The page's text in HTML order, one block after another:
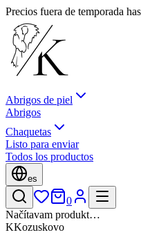
Precios fuera de temporada
Abrigos de piel
Abrigos
Chaquetas
Listo para enviar
Todos los productos
es
0
Načítavam produkt…
KKozuskovo